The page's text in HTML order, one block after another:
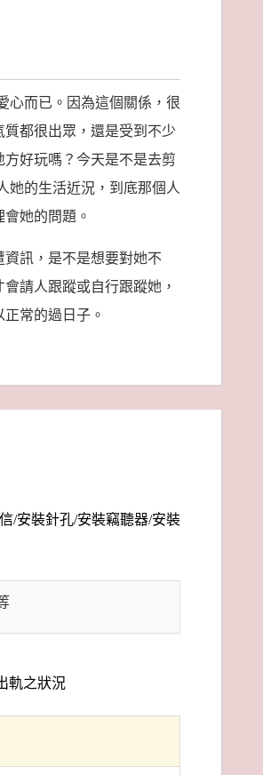
心而已。因為這個關係，很
都很出眾，還是受到不少
好玩嗎？今天是不是去剪
她的生活近況，到底那個人
她的問題。
訊，是不是想要對她不
請人跟蹤或自行跟蹤她，
常的過日子。
/安裝針孔/安裝竊聽器/安裝
軌之狀況